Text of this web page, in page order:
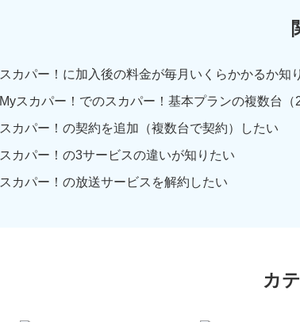
スカパー！に加入後の料金が毎月いくらかかるか知
Myスカパー！でのスカパー！基本プランの複数台
スカパー！の契約を追加（複数台で契約）したい
スカパー！の3サービスの違いが知りたい
スカパー！の放送サービスを解約したい
カ